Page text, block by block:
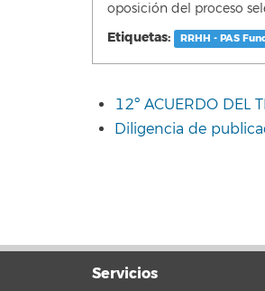
oposición del proceso
Etiquetas: RRHH - PAS
12º ACUERDO DEL
Diligencia de
Servicios